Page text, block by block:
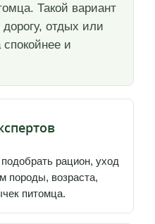
Такой вариант
дорогу, отдых или
и
рацион, уход
породы, возраста,
питомца.